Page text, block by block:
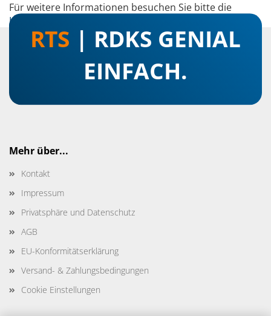
Für weitere Informationen besuchen Sie bitte die
Homepage
RTS | RDKS GENIAL
EINFACH.
Mehr über...
Kontakt
Impressum
Privatsphäre und Datenschutz
AGB
EU-Konformitätserklärung
Versand- & Zahlungsbedingungen
Cookie Einstellungen